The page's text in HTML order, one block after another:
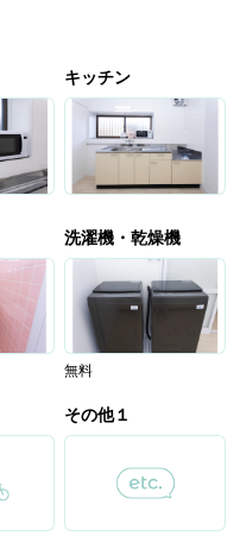
キッチン
洗濯機・乾燥機
無料
その他１